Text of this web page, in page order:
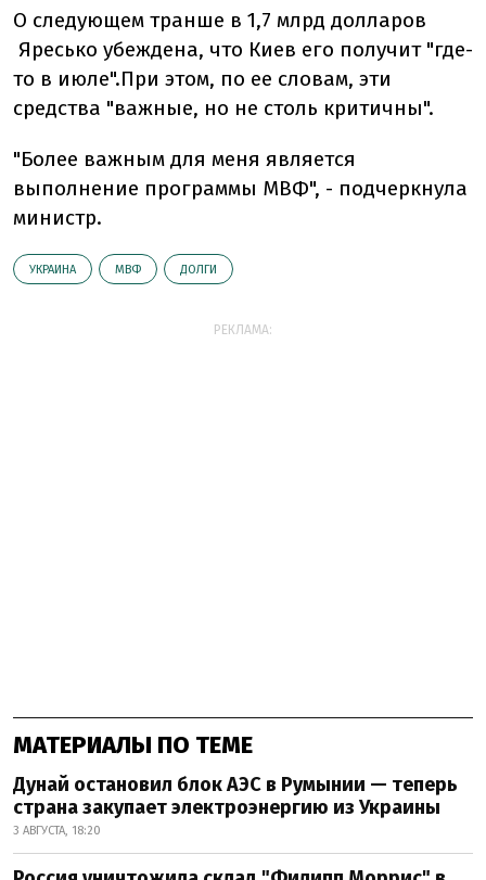
О следующем транше в 1,7 млрд долларов
Яресько убеждена, что Киев его получит "где-
то в июле".При этом, по ее словам, эти
средства "важные, но не столь критичны".
"Более важным для меня является
выполнение программы МВФ", - подчеркнула
министр.
УКРАИНА МВФ ДОЛГИ
РЕКЛАМА:
МАТЕРИАЛЫ ПО ТЕМЕ
Дунай остановил блок АЭС в Румынии — теперь
страна закупает электроэнергию из Украины
3 АВГУСТА, 18:20